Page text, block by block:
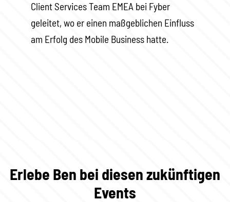
Client Services Team EMEA bei Fyber
geleitet, wo er einen maßgeblichen Einfluss
am Erfolg des Mobile Business hatte.
Erlebe Ben bei diesen zukünftigen
Events